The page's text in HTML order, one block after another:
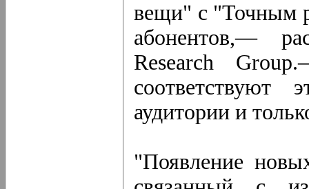
вещи" с "Точным
абонентов,—
Research
соответствуют
аудитории и
"Появление